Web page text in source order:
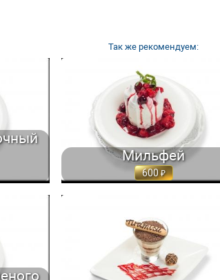
Так же рекомендуем:
МАЛИНОЙ
380
Мильфей
600
МИЛЬФЕЙ ИЗ БЕЛОСНЕЖНОГО
МАЛИНОВОГО МОРОЖЕНОГО И... 300 ГР.
ГР. 825
КОФЕЙНЫМ ЛИКЁРОМ,... 200 ГР. 500